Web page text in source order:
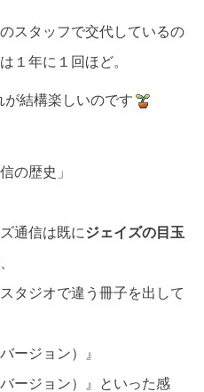
スタッフで交代しているの
１年に１回ほど。
が結構楽しいのです
の歴史」
通信は既にジェイズの目玉
タジオで違う冊子を出して
ージョン）』
ージョン）』といった感